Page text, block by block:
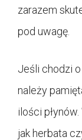
zarazem
pod uwagę.
Jeśli chodzi
należy
ilości
jak herbata